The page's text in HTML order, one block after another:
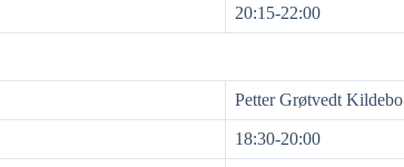
20:15-22:00
Petter Grøtvedt Kildebo
18:30-20:00